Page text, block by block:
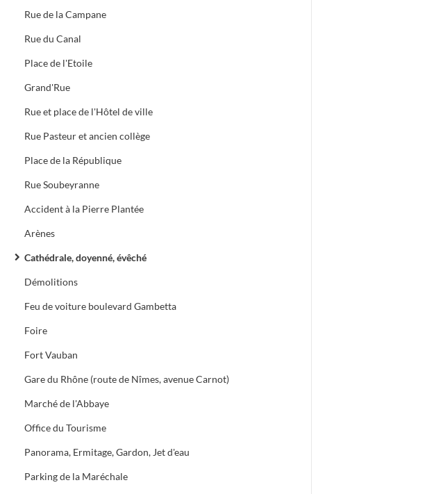
Rue de la Campane
Rue du Canal
Place de l'Etoile
Grand'Rue
Rue et place de l'Hôtel de ville
Rue Pasteur et ancien collège
Place de la République
Rue Soubeyranne
Accident à la Pierre Plantée
Arènes
Cathédrale, doyenné, évêché
Démolitions
Feu de voiture boulevard Gambetta
Foire
Fort Vauban
Gare du Rhône (route de Nîmes, avenue Carnot)
Marché de l'Abbaye
Office du Tourisme
Panorama, Ermitage, Gardon, Jet d'eau
Parking de la Maréchale